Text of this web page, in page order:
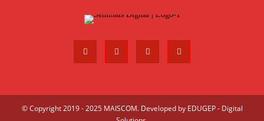
© Copyright 2019 - 2025 MAISCOM. Developed by EDUGEP - Digital